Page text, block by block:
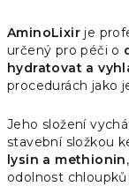
AminoLixir je
určený pro péči o
hydratovat a
procedurách jako
Jeho složení
stavební složkou
lysin a methionin
odolnost